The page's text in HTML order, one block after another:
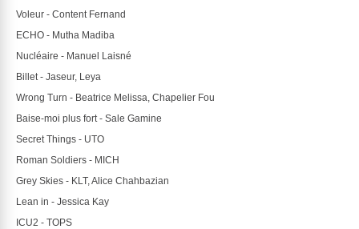
Voleur - Content Fernand
ECHO - Mutha Madiba
Nucléaire - Manuel Laisné
Billet - Jaseur, Leya
Wrong Turn - Beatrice Melissa, Chapelier Fou
Baise-moi plus fort - Sale Gamine
Secret Things - UTO
Roman Soldiers - MICH
Grey Skies - KLT, Alice Chahbazian
Lean in - Jessica Kay
ICU2 - TOPS